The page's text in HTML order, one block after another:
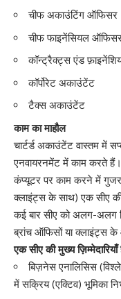
चीफ अकाउंटिंग ऑफिसर
चीफ फाइनेंसियल
कॉन्ट्रैक्ट्स एंड
कॉर्पोरेट अकाउंटेंट
टैक्स अकाउंटेंट
काम का माहौल
चार्टर्ड अकाउंटेंट वास्तम
एनवायरनमेंट में काम करते
कंप्यूटर पर काम करने में गुजरता
क्लाइंट्स के साथ) एक सीए
कई बार सीए को अलग-अलग
ब्रांच ऑफिसों या क्लाइंट्स के
एक सीए की मुख्य ज़िम्मेदारियाँ
बिज़नेस एनालिसिस
में सक्रिय (एक्टिव) भूमिका